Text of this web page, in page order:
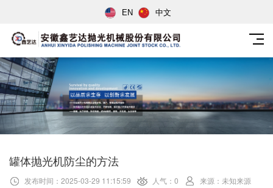
EN 中文
罐体抛光机防尘的方法
发布时间：2025-03-29 11:15:59 人气：0 来源：未知来源